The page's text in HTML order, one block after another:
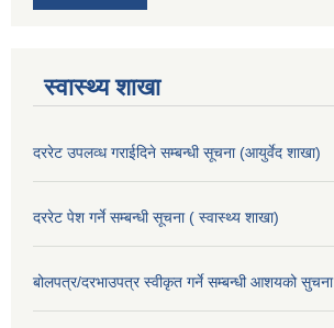
स्वास्थ्य शाखा
दररेट उपलव्ध गराईदिने सम्बन्धी सूचना (आयुर्वेद शाखा)
दररेट पेश गर्ने सम्बन्धी सूचना ( स्वास्थ्य शाखा)
बोलपत्र/दरभाउपत्र स्वीकृत गर्ने सम्बन्धी आशयको सुचना